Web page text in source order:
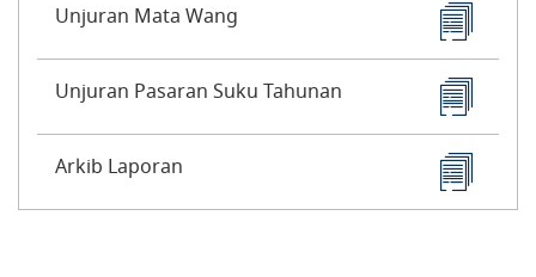
Unjuran Mata Wang
Unjuran Pasaran Suku Tahunan
Arkib Laporan